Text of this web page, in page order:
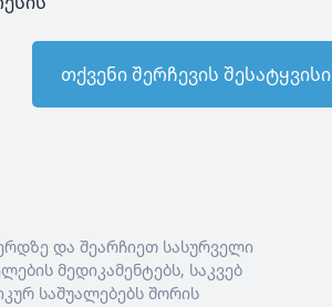
თქვენი შერჩევის
და შეარჩიეთ სასურველი
მედიკამენტებს, საკვებ
საშუალებებს შორის